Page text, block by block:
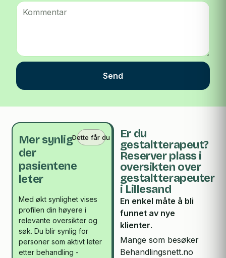
Send
Mer synlig
der
pasientene
leter
Dette får du
Med økt synlighet vises
profilen din høyere i
relevante oversikter og
søk. Du blir synlig for
personer som aktivt leter
etter behandling -
Er du
gestaltterapeut?
Reserver plass i
oversikten over
gestaltterapeuter
i Lillesand
En enkel måte å bli
funnet av nye
klienter.
Mange som besøker
Behandlingsnett.no